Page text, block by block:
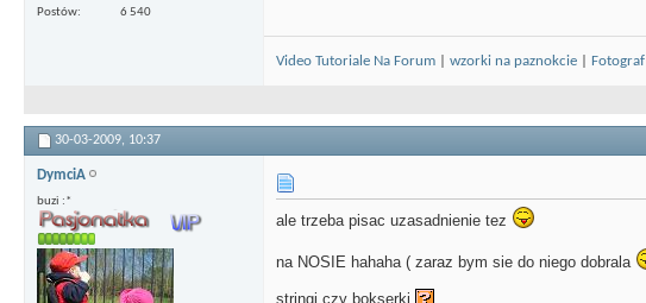
Postów
6 540
Video Tutoriale Na Forum wzorki na paznokcie Fotograf
30-03-2009, 10:37
DymciA
buzi :*
ale trzeba pisac uzasadnienie tez
na NOSIE hahaha ( zaraz bym sie do niego dobrala
stringi czy bokserki